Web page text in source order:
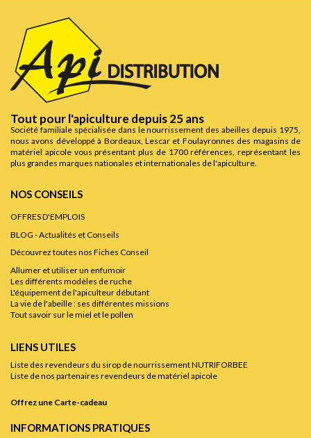
Tout pour l'apiculture depuis 25 ans
Société familiale spécialisée dans le nourrissement des abeilles depuis 1975,
nous avons développé à Bordeaux, Lescar et Foulayronnes des magasins de
matériel apicole vous présentant plus de 1700 références, représentant les
plus grandes marques nationales et internationales de l'apiculture.
NOS CONSEILS
OFFRES D'EMPLOIS
BLOG - Actualités et Conseils
Découvrez toutes nos Fiches Conseil
Allumer et utiliser un enfumoir
Les différents modèles de ruche
L'équipement de l'apiculteur débutant
La vie de l'abeille : ses différentes missions
Tout savoir sur le miel et le pollen
LIENS UTILES
Liste des revendeurs du sirop de nourrissement NUTRIFORBEE
Liste de nos partenaires revendeurs de matériel apicole
Offrez une Carte-cadeau
INFORMATIONS PRATIQUES